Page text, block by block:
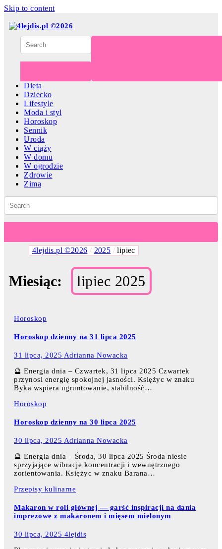
Skip to content
Dieta
Dziecko
Lifestyle
Moda i styl
Horoskop
Sennik
Uroda
W ciąży
W domu
W ogrodzie
Zdrowie
Zima
4lejdis.pl ©2026 / 2025 /lipiec
Miesiąc: lipiec 2025
Horoskop
Horoskop dzienny na 31 lipca 2025
31 lipca, 2025 Adrianna Nowacka
🔮 Energia dnia – Czwartek, 31 lipca 2025 Czwartek
przynosi energię spokojnej jasności. Księżyc w znaku
Byka wspiera ugruntowanie, stabilność…
Horoskop
Horoskop dzienny na 30 lipca 2025
30 lipca, 2025 Adrianna Nowacka
🔮 Energia dnia – Środa, 30 lipca 2025 Środa niesie
sprzyjające wibracje koncentracji i wewnętrznego
zorientowania. Księżyc w znaku Barana…
Przepisy kulinarne
Makaron w roli głównej — garść inspiracji na dania
imprezowe z makaronem i mięsem mielonym
30 lipca, 2025 4lejdis